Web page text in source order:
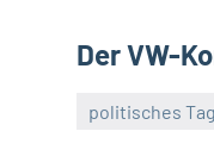
Der VW-
politisches
Guetti